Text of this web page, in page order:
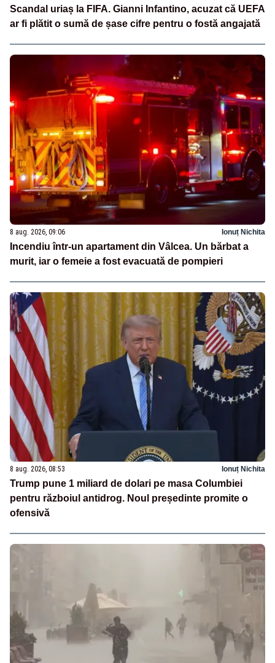
Scandal uriaș la FIFA. Gianni Infantino, acuzat că UEFA
ar fi plătit o sumă de șase cifre pentru o fostă angajată
8 aug. 2026, 09:06 Ionuț Nichita
Incendiu într-un apartament din Vâlcea. Un bărbat a
murit, iar o femeie a fost evacuată de pompieri
8 aug. 2026, 08:53 Ionuț Nichita
Trump pune 1 miliard de dolari pe masa Columbiei
pentru războiul antidrog. Noul președinte promite o
ofensivă